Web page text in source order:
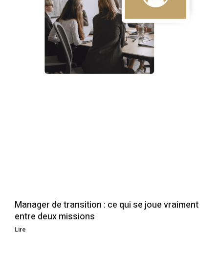
Manager de transition : ce qui se joue vraiment
entre deux missions
Lire